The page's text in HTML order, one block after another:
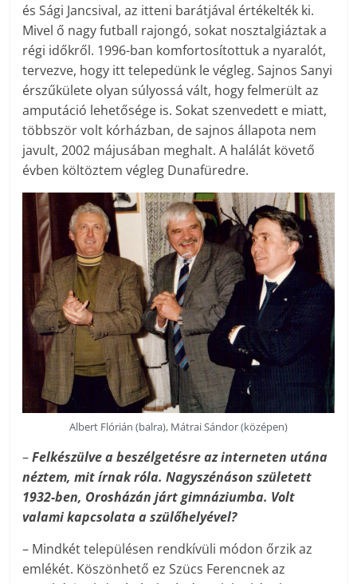
és Sági Jancsival, az itteni barátjával értékelték ki.
Mivel ő nagy futball rajongó, sokat nosztalgiáztak a
régi időkről. 1996-ban komfortosítottuk a nyaralót,
tervezve, hogy itt telepedünk le végleg. Sajnos Sanyi
érszűkülete olyan súlyossá vált, hogy felmerült az
amputáció lehetősége is. Sokat szenvedett e miatt,
többször volt kórházban, de sajnos állapota nem
javult, 2002 májusában meghalt. A halálát követő
évben költöztem végleg Dunafüredre.
Albert Flórián (balra), Mátrai Sándor (középen)
–Felkészülve a beszélgetésre az interneten utána
néztem, mit írnak róla. Nagyszénáson született
1932-ben, Orosházán járt gimnáziumba. Volt
valami kapcsolata a szülőhelyével?
– Mindkét településen rendkívüli módon őrzik az
emlékét. Köszönhető ez Szücs Ferencnek az